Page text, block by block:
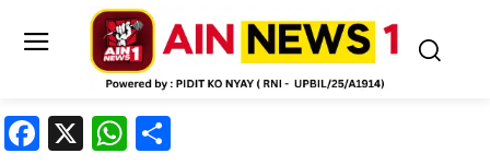
Facebook
X WhatsApp